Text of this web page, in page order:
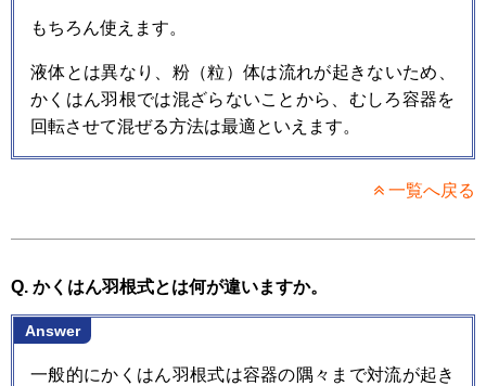
もちろん使えます。
液体とは異なり、粉（粒）体は流れが起きないため、
かくはん羽根では混ざらないことから、むしろ容器を
回転させて混ぜる方法は最適といえます。
一覧へ戻る
Q. かくはん羽根式とは何が違いますか。
Answer
一般的にかくはん羽根式は容器の隅々まで対流が起き